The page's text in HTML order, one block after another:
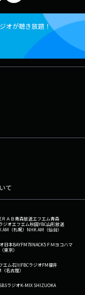
オが聴き放題！
て
ＲＡＢ青森放送エフエム青森
ジオエフエム秋田YBC山形放送
AM（札幌） NHK AM（仙台）
日本BAYFM78NACK5 ＦＭヨコハマ
東京）
エム石川FBCラジオFM福井
名古屋）
SBSラジオK-MIX SHIZUOKA